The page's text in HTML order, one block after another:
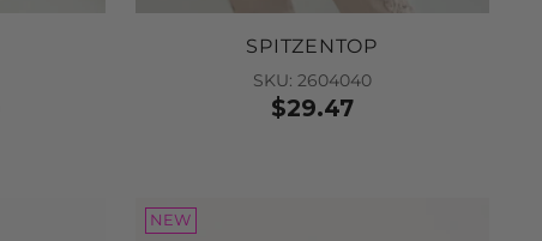
SPITZENTOP
SKU: 2604040
$29.47
NEW